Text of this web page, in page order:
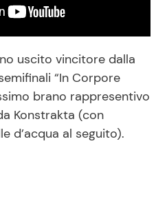
uscito vincitore dalla
“In Corpore
brano rappresentivo
Konstrakta (con
d’acqua al seguito).